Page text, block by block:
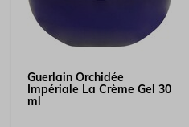
Guerlain Orchidée
Impériale La Crème Gel 30
ml